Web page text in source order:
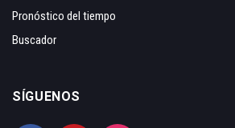
Pronóstico del tiempo
Buscador
SÍGUENOS